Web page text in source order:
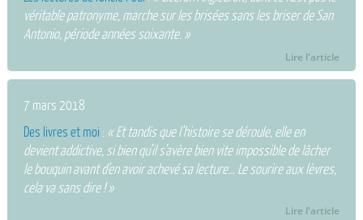
véritable patronyme, marche sur les brisées sans les briser de San
Antonio, période années soixante. »
Lire l'article
7 mars 2018
Des livres et moi : « Et tandis que l’histoire se déroule, elle en
devient addictive, si bien qu’il s’avère bien vite impossible de lâcher
le bouquin avant d’en avoir achevé sa lecture… Le sourire aux lèvres,
cela va sans dire ! »
Lire l'article